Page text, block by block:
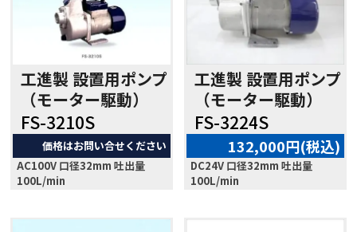
工進製 設置用ポンプ
（モーター駆動）
FS-3210S
価格はお問い合せください
AC100V 口径32mm 吐出量
100L/min
工進製 設置用ポンプ
（モーター駆動）
FS-3224S
132,000円(税込)
DC24V 口径32mm 吐出量
100L/min